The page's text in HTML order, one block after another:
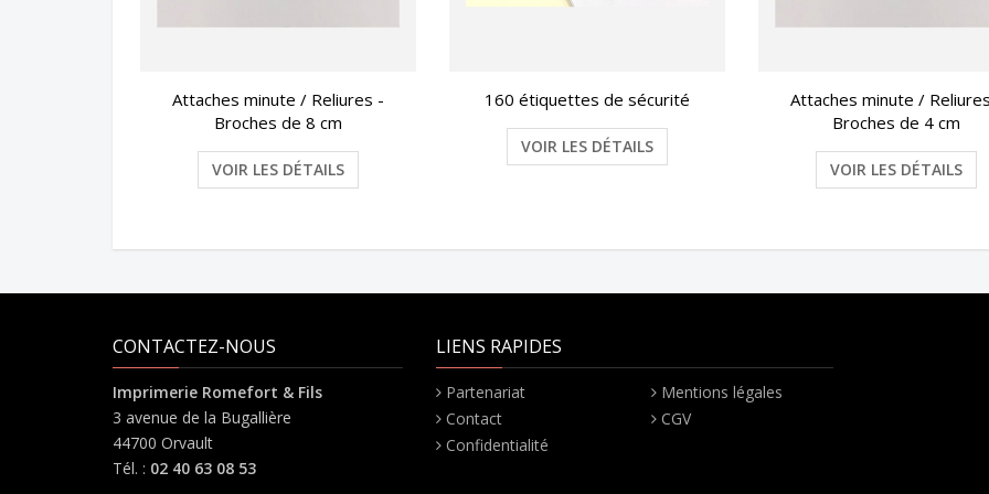
Attaches minute / Reliures -
Broches de 8 cm
VOIR LES DÉTAILS
160 étiquettes de sécurité
VOIR LES DÉTAILS
Attaches minute /
Broches de 4 cm
VOIR LES DÉTAILS
CONTACTEZ-NOUS
Imprimerie Romefort & Fils
3 avenue de la Bugallière
44700 Orvault
Tél. : 02 40 63 08 53
LIENS RAPIDES
Partenariat
Contact
Confidentialité
Mentions légales
CGV